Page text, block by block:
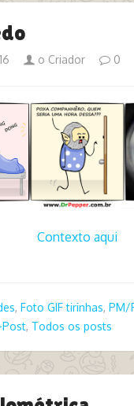
o Criador 0
Contexto aqui
, Foto GIF tirinhas, PM/
Post, Todos os posts